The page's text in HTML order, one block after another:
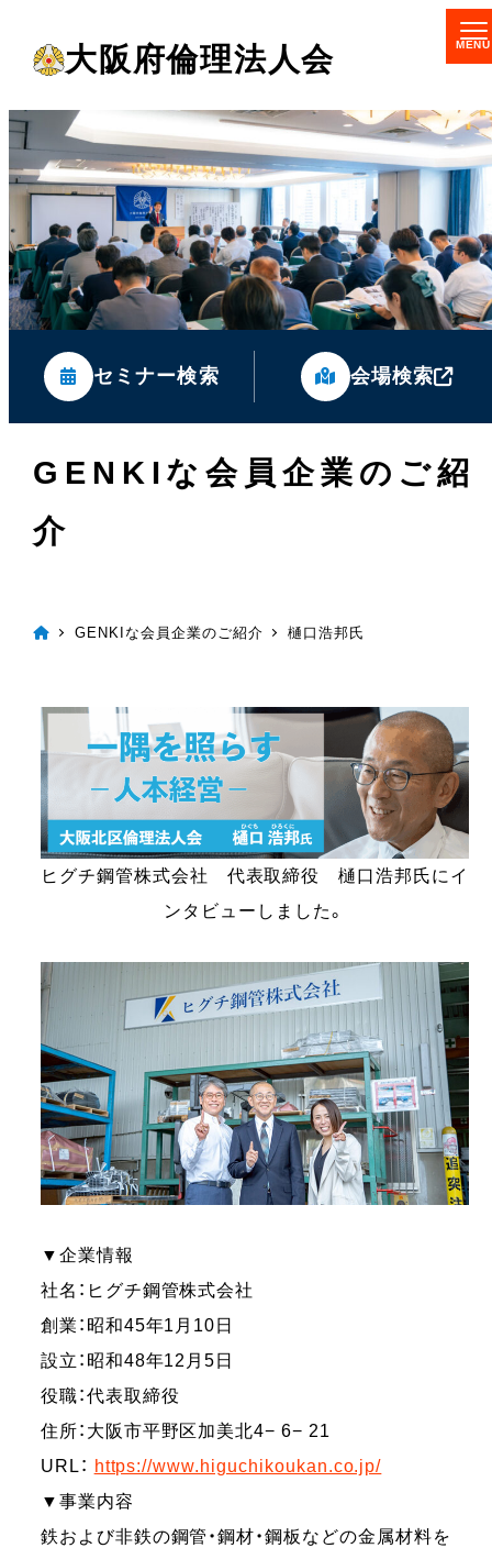
コ
ン
テ
ン
ツ
へ
大阪府倫理法人会
セミナー検索 会場検索
GENKIな会員企業のご紹
介
GENKIな会員企業のご紹介 樋口浩邦氏
ヒグチ鋼管株式会社 代表取締役 樋口浩邦氏にイ
ンタビューしました。
▼企業情報
社名：ヒグチ鋼管株式会社
創業：昭和45年1⽉10⽇
設立：昭和48年12⽉5⽇
役職：代表取締役
住所：⼤阪市平野区加美北4− 6− 21
URL： https://www.higuchikoukan.co.jp/
▼事業内容
鉄および非鉄の鋼管・鋼材・鋼板などの金属材料を